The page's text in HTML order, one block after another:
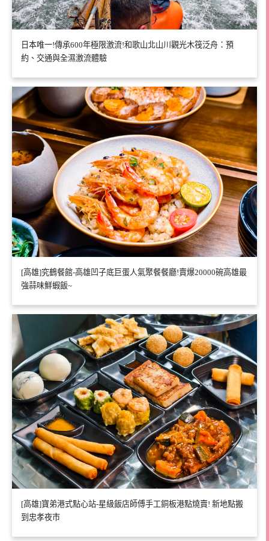
日本唯一!傳承600年極限激流!和歌山北山川觀光木筏泛舟：預
約、交通與全濕激流體驗
[高雄]究鶴餐館-高雄凹子底巨蛋人氣聚餐餐廳!賣爆20000碗高雄最
強蒜味鮮蝦飯~
[高雄]寶弟港式點心站-星級飯店師傅手工銅板港點燒賣! 新地點搬
到忠孝夜市